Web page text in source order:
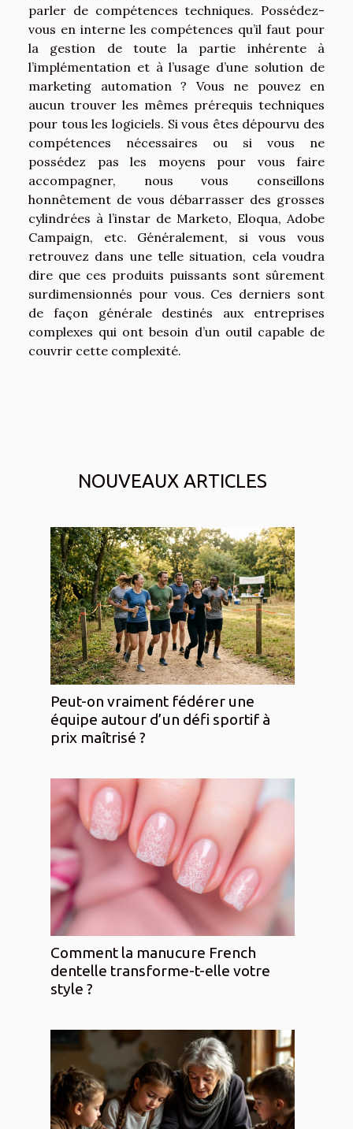
parler de compétences techniques. Possédez-
vous en interne les compétences qu’il faut pour
la gestion de toute la partie inhérente à
l’implémentation et à l’usage d’une solution de
marketing automation ? Vous ne pouvez en
aucun trouver les mêmes prérequis techniques
pour tous les logiciels. Si vous êtes dépourvu des
compétences nécessaires ou si vous ne
possédez pas les moyens pour vous faire
accompagner, nous vous conseillons
honnêtement de vous débarrasser des grosses
cylindrées à l’instar de Marketo, Eloqua, Adobe
Campaign, etc. Généralement, si vous vous
retrouvez dans une telle situation, cela voudra
dire que ces produits puissants sont sûrement
surdimensionnés pour vous. Ces derniers sont
de façon générale destinés aux entreprises
complexes qui ont besoin d’un outil capable de
couvrir cette complexité.
NOUVEAUX ARTICLES
Peut-on vraiment fédérer une
équipe autour d’un défi sportif à
prix maîtrisé ?
Comment la manucure French
dentelle transforme-t-elle votre
style ?